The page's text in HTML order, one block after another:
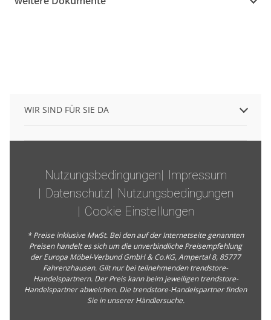
WIR SIND FÜR SIE DA
Nutzungsbedingungen
Impressum
Datenschutz
Nutzungsbedingungen
Cookie Einstellungen
* Preise inklusive MwSt. Bei den auf der Internetseite genannten
Preisen handelt es sich um die unverbindliche Preisempfehlung
der Europa Möbel-Verbund GmbH & Co.KG, Ampertal 8, 85777
Fahrenzhausen. Gilt nur bei teilnehmenden trendstore-
Handelspartnern. Der Preis kann beim jeweiligen trendstore-
Handelspartner abweichen. Die trendstore-Handelspartner finden
Sie in unsererHändlersuche.